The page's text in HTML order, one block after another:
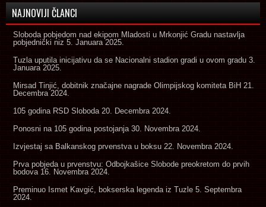
NAJNOVIJI ČLANCI
Sloboda pobjedom nad ekipom Mladosti u Mrkonjić Gradu nastavlja
pobjednički niz 5. Januara 2025.
Tuzla uputila inicijativu da se Nacionalni stadion gradi u ovom gradu 3.
Januara 2025.
Mirsad Tinjić, dobitnik značajne nagrade Olimpijskog komiteta BiH 21.
Decembra 2024.
105 godina RSD Sloboda 20. Decembra 2024.
Ponosni na 105 godina postojanja 30. Novembra 2024.
Izvjestaj sa Balkanskog prvenstva u boksu 22. Novembra 2024.
Prva pobjeda u prvenstvu: Odbojkašice Slobode preokretom do prvih
bodova 16. Novembra 2024.
Preminuo Ismet Kavgić, bokserska legenda iz Tuzle 5. Septembra
2024.